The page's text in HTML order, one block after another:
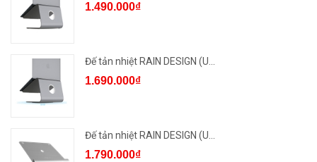
1.490.000₫
Đế tản nhiệt RAIN DESIGN (U...
1.690.000₫
Đế tản nhiệt RAIN DESIGN (U...
1.790.000₫